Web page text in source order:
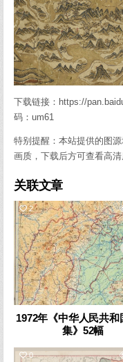
下载链接：https://
码：um61
特别提醒：本站提供的图
画质，下载后方可查看高清
关联文章
2
1972年《中华人民共和
集》52幅
0